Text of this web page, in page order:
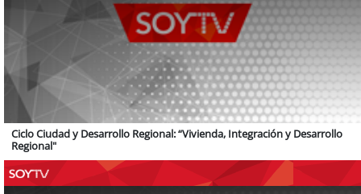
Ciclo Ciudad y Desarrollo Regional: “Vivienda, Integración y Desarrollo
Regional"